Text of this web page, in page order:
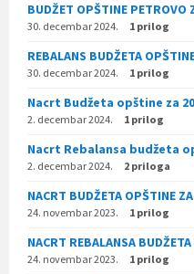
BUDŽET OPŠTINE PETROVO
30. decembar 2024. 1 prilog
REBALANS BUDŽETA
30. decembar 2024. 1 prilog
Nacrt Budžeta opštine za
2. decembar 2024. 1 prilog
Nacrt Rebalansa budžeta
2. decembar 2024. 2 priloga
NACRT BUDŽETA OPŠTINE
24. novembar 2023. 1 prilog
NACRT REBALANSA
24. novembar 2023. 1 prilog